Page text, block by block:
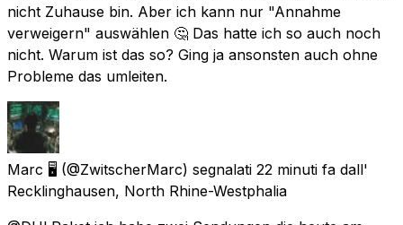
nicht Zuhause bin. Aber ich kann nur "Annahme
verweigern" auswählen 🤔 Das hatte ich so auch noch
nicht. Warum ist das so? Ging ja ansonsten auch ohne
Probleme das umleiten.
Marc 🖥 (@ZwitscherMarc) segnalati 22 minuti fa dall'
Recklinghausen, North Rhine-Westphalia